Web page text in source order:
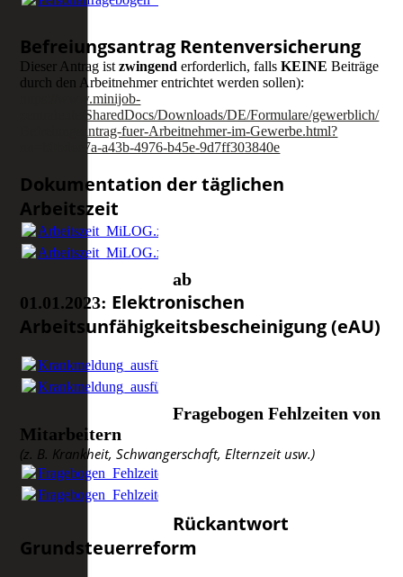
Befreiungsantrag Rentenversicherung
Dieser Antrag istzwingend erforderlich, fallsKEINE Beiträge
durch den Arbeitnehmer entrichtet werden sollen):
https://www.minijob-
zentrale.de/SharedDocs/Downloads/DE/Formulare/gewerblich/
Befreiungsantrag-fuer-Arbeitnehmer-im-Gewerbe.html?
nn=b0bdec7a-a43b-4976-b45e-9d7ff303840e
Dokumentation der täglichen
Arbeitszeit
Arbeitszeit_MiLOG.xls
Arbeitszeit_MiLOG.xls
ab
01.01.2023: Elektronischen
Arbeitsunfähigkeitsbescheinigung (eAU)
Krankmeldung_ausfüllbar.pdf
Krankmeldung_ausfüllbar.pdf
Fragebogen Fehlzeiten von
Mitarbeitern
(z. B. Krankheit, Schwangerschaft, Elternzeit usw.)
Fragebogen_Fehlzeiten_07_2023.pdf
Fragebogen_Fehlzeiten_07_2023.pdf
Rückantwort
Grundsteuerreform